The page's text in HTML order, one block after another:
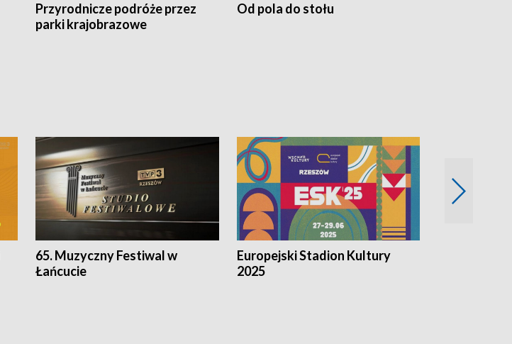
Przyrodnicze podróże przez
parki krajobrazowe
Od pola do stołu
65. Muzyczny Festiwal w
Łańcucie
Europejski Stadion Kultury
2025